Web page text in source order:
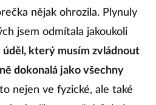
nějak ohrozila. Plynuly
jsem odmítala jakoukoli
úděl, který musím zvládnout
dokonalá jako všechny
nejen ve fyzické, ale také